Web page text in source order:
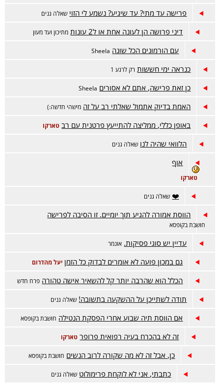
פרישה עד מתי? עד שיגיע? נשמע לי הזוי שאלה גנים
דיני פרושה הן לעונה אחת או ל2 עונות מתיכון ועד מעון
עם הורמונים הכל שונה Sheela
כנראה ימי חששות רק לרגע 1
כן זאת פרישה, אתם לא אסורים Sheela
האמת בדיוק אתמול שאלתי רב על זה מישהי חדשה:)
באופן כללי, ממליצה להתייעץ פרטנית עם רב טארקו
הלוואי שהיה לנו שאלה גנים
אוף
טארקו
❤️ שאלה גנים
הווסת אמורה להגיע תוך יומיים. זו הסיבה לפרישה
חושבת בקופסא
עדיין יש סוגי פסיקות. אונמר
גם במכון פועה לא אומרים לבדוק כל הזמן יעל מהדרום
הכלל הוא שהרבה יותר קל להשאיר אישה טהורה פרח חדש
תודה לשתייכן על ההשקעה בתשובה! שאלה גנים
אם הווסת תיה שבוע אחרי הפסקת הנטילה חושבת בקופסא
זה לא בהכרח בעיה רפואית פרופר טארקו
כן, אבל זה לא מה שקורה לרוב הנשים חושבת בקופסא
כתבתי, אני לא לוקחת פרימולוט שאלה גנים